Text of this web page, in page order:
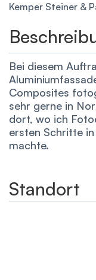
Kemper Steiner &
Bei diesem
Composites
sehr gerne in
dort, wo ich
ersten Schritte
machte.
Standort